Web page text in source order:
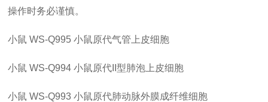
操作时务必谨慎。
小鼠 WS-Q995 小鼠原代气管上皮细胞
小鼠 WS-Q994 小鼠原代 II型肺泡上皮细胞
小鼠 WS-Q993 小鼠原代肺动脉外膜成纤维细胞